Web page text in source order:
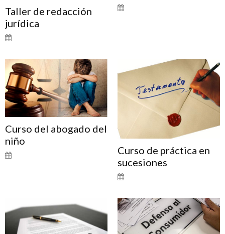
Taller de redacción
jurídica
Curso del abogado del
niño
Curso de práctica en
sucesiones